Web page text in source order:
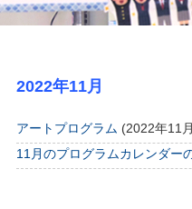
2022年11月
アートプログラム (2022年11
11月のプログラムカレンダー